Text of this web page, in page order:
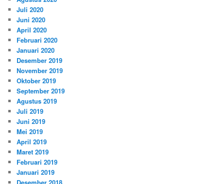
Juli 2020
Juni 2020
April 2020
Februari 2020
Januari 2020
Desember 2019
November 2019
Oktober 2019
September 2019
Agustus 2019
Juli 2019
Juni 2019
Mei 2019
April 2019
Maret 2019
Februari 2019
Januari 2019